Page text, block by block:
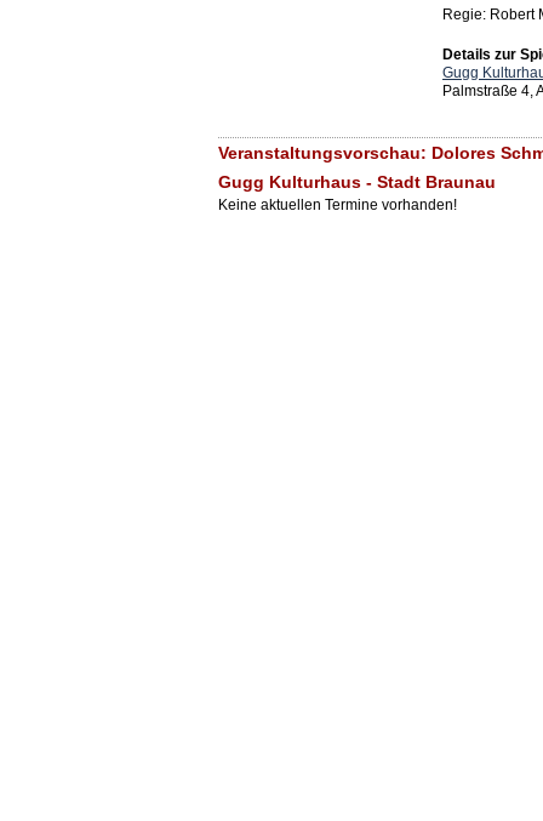
Regie: Robert
Details zur
Gugg
Palmstraße 4,
Veranstaltungsvorschau: Dolores
Gugg Kulturhaus - Stadt Braunau
Keine aktuellen Termine vorhanden!